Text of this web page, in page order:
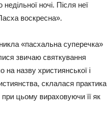
ночі. Після неї
воскресна».
«пасхальна суперечка»
звичаю святкування
назву християнської і
склалася практика
цьому вираховуючи її як